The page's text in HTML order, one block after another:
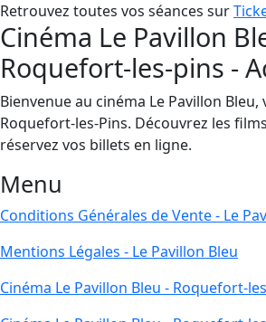
Retrouvez toutes vos séances sur
Cinéma Le Pavillon
Roquefort-les-pins -
Bienvenue au cinéma Le Pavillon
Roquefort-les-Pins. Découvrez les
réservez vos billets en ligne.
Menu
Conditions Générales de Vente - Le
Mentions Légales - Le Pavillon Bleu
Cinéma Le Pavillon Bleu - Roquefort-